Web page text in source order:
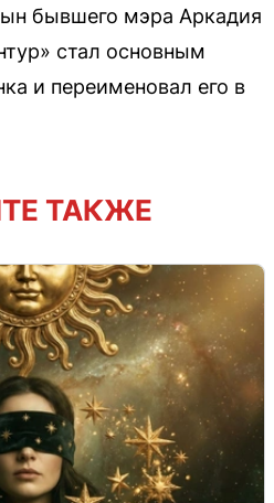
бывшего мэра Аркадия
стал основным
и переименовал его в
ТАКЖЕ